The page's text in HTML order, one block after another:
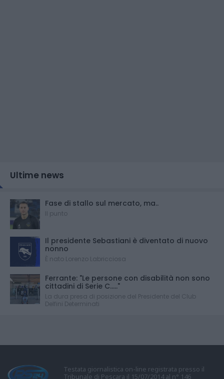
Ultime news
Fase di stallo sul mercato, ma..
Il punto
Il presidente Sebastiani è diventato di nuovo
nonno
È nato Lorenzo Labricciosa
Ferrante: "Le persone con disabilità non sono
cittadini di Serie C....."
La dura presa di posizione del Presidente del Club
Delfini Determinati
Testata giornalistica on-line registrata presso il
Tribunale di Pescara il 15/07/2014 al n° 146